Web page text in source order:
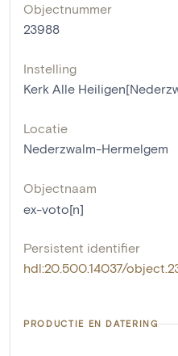
Objectnummer
23988
Instelling
Kerk Alle
Locatie
Nederzwalm-Hermelgem
Objectnaam
ex-voto[n]
Persistent identifier
hdl:20.500.14037/
PRODUCTIE EN DATERING